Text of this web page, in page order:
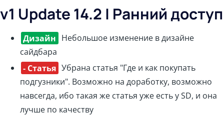
v1 Update 14.2 | Ранний доступ
Дизайн Небольшое изменение в дизайне
сайдбара
- Статья Убрана статья "Где и как покупать
подгузники". Возможно на доработку, возможно
навсегда, ибо такая же статья уже есть у SD, и она
лучше по качеству